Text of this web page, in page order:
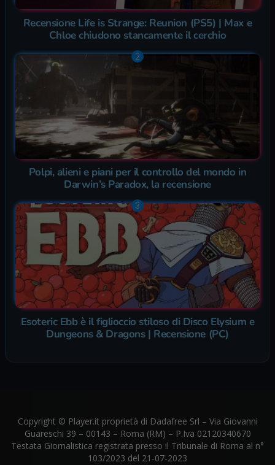
Recensione Life is Strange: Reunion (PS5) | Max e
Chloe chiudono stancamente il cerchio
Polpi, alieni e piani per il controllo del mondo in
Darwin’s Paradox, la recensione
Esoteric Ebb è il figlioccio stiloso di Disco Elysium e
Dungeons & Dragons | Recensione (PC)
Copyright © Player.it proprietà di Dadafree Srl – Via Giovanni
Guareschi 39 – 00143 – Roma (RM) – P.Iva 02120340670
Testata Giornalistica registrata presso il Tribunale di Roma al n°
103/2023 del 21-07-2023